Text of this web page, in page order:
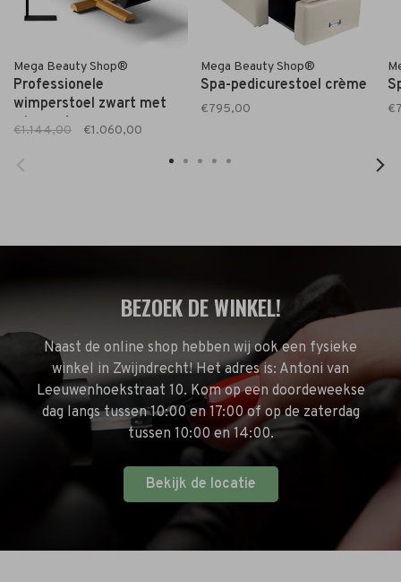
Mega Beauty Shop®
Professionele
wimperstoel zwart met
wimper lamp
€1.144,00 €1.060,00
Mega Beauty Shop®
Spa-pedicurestoel crème
€795,00
BEZOEK DE WINKEL!
Naast de online shop hebben wij ook een fysieke
winkel in Zwijndrecht! Het adres is: Antoni van
Leeuwenhoekstraat 10. Kom op een doordeweekse
dag langs tussen 10:00 en 17:00 of op de zaterdag
tussen 10:00 en 14:00.
Bekijk de locatie